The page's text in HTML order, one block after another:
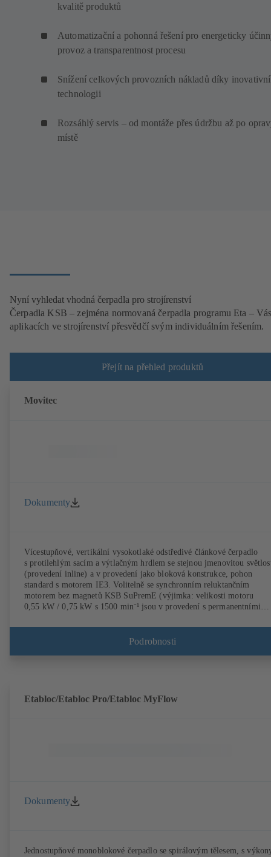
kvalitě produktů
Automatizační a pohonná řešení pro energeticky
provoz a transparentnost procesu
Snížení celkových provozních nákladů díky inovativní
technologii
Rozsáhlý servis – od montáže přes údržbu až po
místě
Nyní vyhledat vhodná čerpadla pro strojírenství
Čerpadla KSB – zejména normovaná čerpadla programu Eta –
aplikacích ve strojírenství přesvědčí svým individuálním řešením.
Přejít na přehled produktů
Movitec
Dokumenty
Vícestupňové, vertikální vysokotlaké odstředivé článkové čerpadlo
s protilehlým sacím a výtlačným hrdlem se stejnou jmenovitou
(provedení inline) a v provedení jako bloková konstrukce, pohon
standard s motorem IE3. Volitelně se synchronním reluktančním
motorem bez magnetů KSB SuPremE (výjimka: velikosti motoru
0,55 kW / 0,75 kW s 1500 min⁻¹ jsou v provedení s permanentními
provoz se systémem regulace otáček typu KSB PumpDrive 2 nebo
KSB PumpDrive 2 Eco bez snímače polohy rotoru. Upevňovací body
Podrobnosti
Etabloc/Etabloc Pro/Etabloc MyFlow
Dokumenty
Jednostupňové monoblokové čerpadlo se spirálovým tělesem, s